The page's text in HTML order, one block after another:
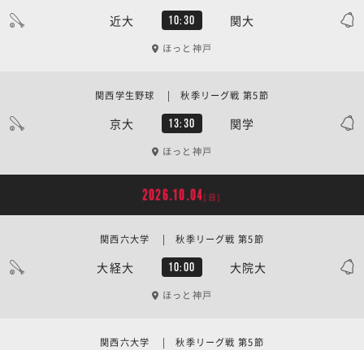
近大 10:30 関大
ほっと神戸
京大 13:30 関学
関西学生野球 | 秋季リーグ戦 第5節
ほっと神戸
2026.10.04[日]
大経大 10:00 大院大
関西六大学 | 秋季リーグ戦 第5節
ほっと神戸
関西六大学 | 秋季リーグ戦 第5節